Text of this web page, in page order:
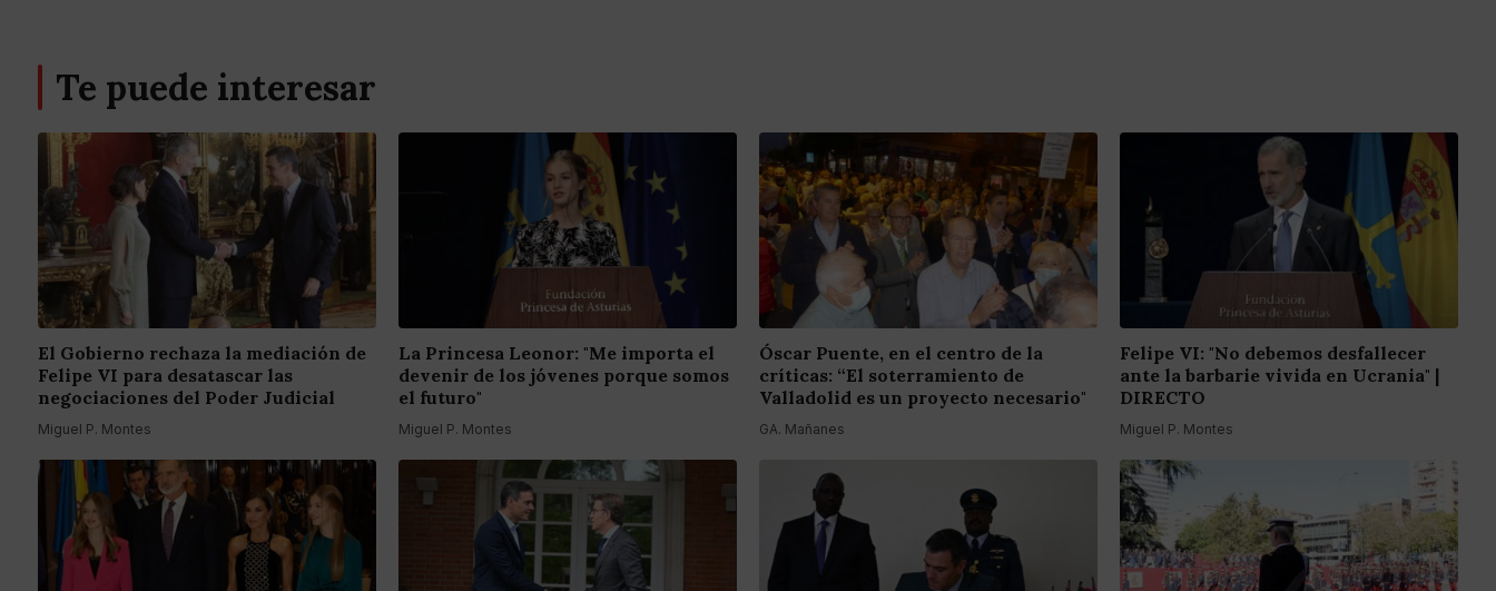
Te puede interesar
El Gobierno rechaza la mediación de
Felipe VI para desatascar las
negociaciones del Poder Judicial
Miguel P. Montes
La Princesa Leonor: "Me importa el
devenir de los jóvenes porque somos
el futuro"
Miguel P. Montes
Óscar Puente, en el centro de la
críticas: “El soterramiento de
Valladolid es un proyecto necesario"
GA. Mañanes
Felipe VI: "No debemos desfallecer
ante la barbarie vivida en Ucrania" |
DIRECTO
Miguel P. Montes